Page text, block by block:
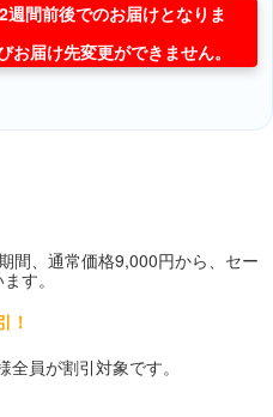
間前後でのお届けとなりま
届け先変更ができません。
間、通常価格9,000円から、セー
す。
！
員が割引対象です。